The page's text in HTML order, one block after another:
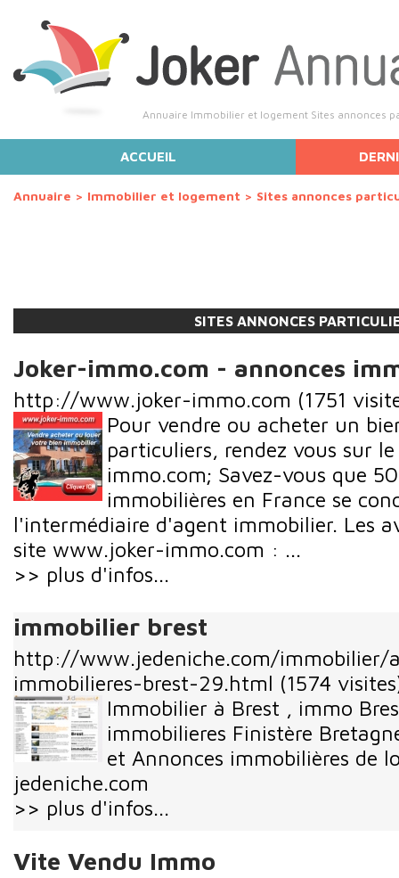
Annuaire Immobilier et logement Sites annonces
SITES ANNONCES
ACCUEIL
Annuaire > Immobilier et logement > Sites annonces
Joker-immo.com - annonces
http://www.joker-immo.com (1751
Pour vendre ou acheter un
particuliers, rendez vous sur
immo.com; Savez-vous que
immobilières en France se
l'intermédiaire d'agent immobilier. Les
site www.joker-immo.com : ...
>> plus d'infos...
immobilier brest
http://www.jedeniche.com/immobilier/
immobilieres-brest-29.html (1574
Immobilier à Brest , immo
immobilieres Finistère
et Annonces immobilières de
jedeniche.com
>> plus d'infos...
Vite Vendu Immo